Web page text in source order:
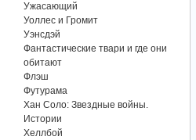
Ужасающий
Уоллес и Громит
Уэнсдэй
Фантастические твари и где они
обитают
Флэш
Футурама
Хан Соло: Звездные войны.
Истории
Хеллбой